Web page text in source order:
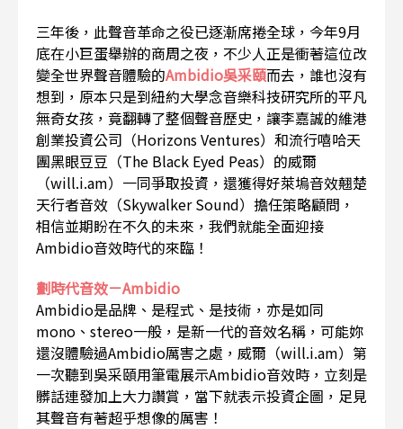
三年後，此聲音革命之役已逐漸席捲全球，今年9月
底在小巨蛋舉辦的商周之夜，不少人正是衝著這位改
變全世界聲音體驗的Ambidio吳采頤而去，誰也沒有
想到，原本只是到紐約大學念音樂科技研究所的平凡
無奇女孩，竟翻轉了整個聲音歷史，讓李嘉誠的維港
創業投資公司（Horizons Ventures）和流行嘻哈天
團黑眼豆豆（The Black Eyed Peas）的威爾
（will.i.am）一同爭取投資，還獲得好萊塢音效翹楚
天行者音效（Skywalker Sound）擔任策略顧問，
相信並期盼在不久的未來，我們就能全面迎接
Ambidio音效時代的來臨！
劃時代音效－Ambidio
Ambidio是品牌、是程式、是技術，亦是如同
mono、stereo一般，是新一代的音效名稱，可能妳
還沒體驗過Ambidio厲害之處，威爾（will.i.am）第
一次聽到吳采頤用筆電展示Ambidio音效時，立刻是
髒話連發加上大力讚賞，當下就表示投資企圖，足見
其聲音有著超乎想像的厲害！